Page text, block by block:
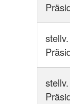
stellv.
stellv.